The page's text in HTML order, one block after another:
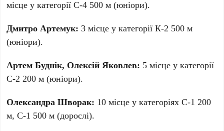
місце у категорії С-4 500 м (юніори).
Дмитро Артемук: 3 місце у категорії К-2 500 м
(юніори).
Артем Буднік, Олексій Яковлев: 5 місце у категорії
С-2 200 м (юніори).
Олександра Шворак: 10 місце у категоріях С-1 200
м, С-1 500 м (дорослі).